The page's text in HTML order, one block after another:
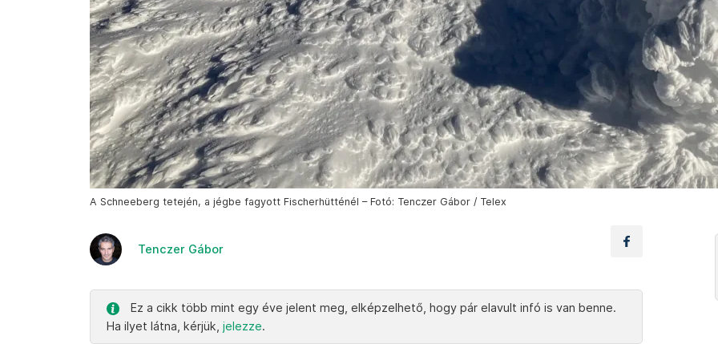
A Schneeberg tetején, a jégbe fagyott Fischerhütténél – Fotó: Tenczer Gábor / Telex
Tenczer Gábor
Ez a cikk több mint egy éve jelent meg, elképzelhető, hogy pár elavult infó is van benne.
Ha ilyet látna, kérjük, jelezze.